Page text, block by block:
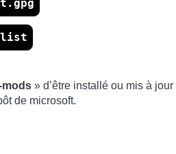
mods » d’être installé ou mis à jour
de microsoft.